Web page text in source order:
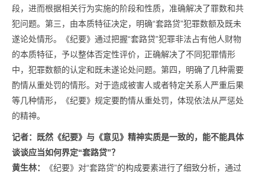
段，进而根据相关行为实施的阶段和性质，准确解决了罪数和共
犯问题。第三，由本质特征决定，明确“套路贷”犯罪数额及既未
遂论处情形。《纪要》通过把握“套路贷”犯罪非法占有他人财物
的本质特征，予以整体否定性评价，正确解决了不同犯罪情形
中，犯罪数额的认定和既未遂论处问题。第四，明确了几种需要
酌情从重处罚的情形。对于造成被害人或者特定关系人严重后果
等几种情形，《纪要》规定要酌情从重处罚，体现依法从严惩处
的精神。
记者：
既然《纪要》与《意见》精神实质是一致的，能不能具体
谈谈应当如何界定“套路贷”？
黄生林：
《纪要》对“套路贷”的构成要素进行了细致分析，通过